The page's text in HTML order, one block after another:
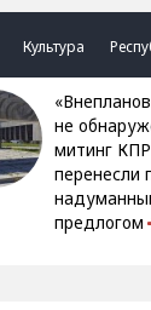
Культура
«Внеплановых работ»
не
митинг
перенесли
предлогом